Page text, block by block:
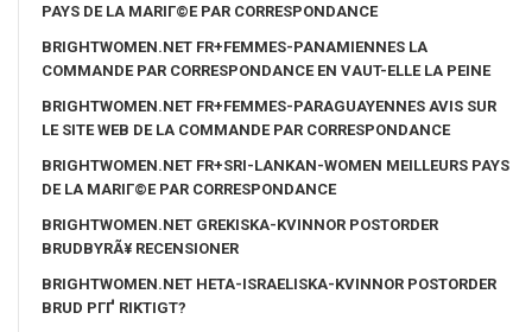
PAYS DE LA MARIГ©E PAR CORRESPONDANCE
BRIGHTWOMEN.NET FR+FEMMES-PANAMIENNES LA
COMMANDE PAR CORRESPONDANCE EN VAUT-ELLE LA PEINE
BRIGHTWOMEN.NET FR+FEMMES-PARAGUAYENNES AVIS SUR
LE SITE WEB DE LA COMMANDE PAR CORRESPONDANCE
BRIGHTWOMEN.NET FR+SRI-LANKAN-WOMEN MEILLEURS PAYS
DE LA MARIГ©E PAR CORRESPONDANCE
BRIGHTWOMEN.NET GREKISKA-KVINNOR POSTORDER
BRUDBYRÃ¥ RECENSIONER
BRIGHTWOMEN.NET HETA-ISRAELISKA-KVINNOR POSTORDER
BRUD PГҐ RIKTIGT?